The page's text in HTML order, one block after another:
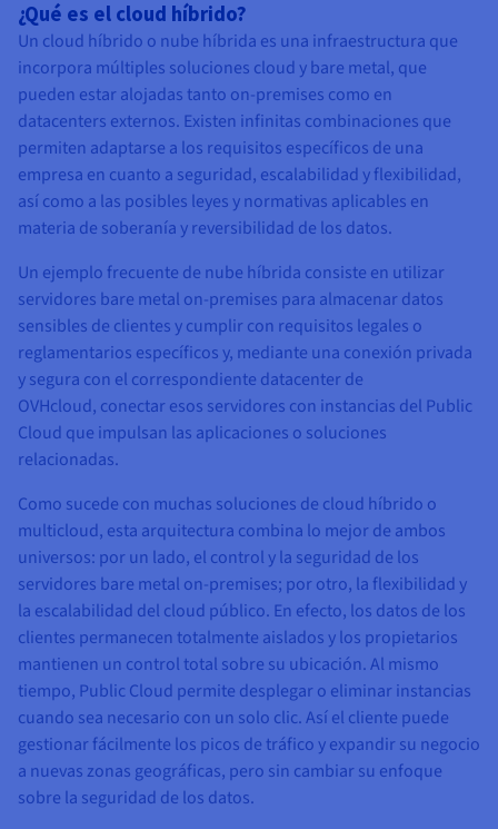
¿Qué es el cloud híbrido?
Un cloud híbrido o nube híbrida es una infraestructura que
incorpora múltiples soluciones cloud y bare metal, que
pueden estar alojadas tanto on-premises como en
datacenters externos. Existen infinitas combinaciones que
permiten adaptarse a los requisitos específicos de una
empresa en cuanto a seguridad, escalabilidad y flexibilidad,
así como a las posibles leyes y normativas aplicables en
materia de soberanía y reversibilidad de los datos.
Un ejemplo frecuente de nube híbrida consiste en utilizar
servidores bare metal on-premises para almacenar datos
sensibles de clientes y cumplir con requisitos legales o
reglamentarios específicos y, mediante una conexión privada
y segura con el correspondiente datacenter de
OVHcloud, conectar esos servidores con instancias del Public
Cloud que impulsan las aplicaciones o soluciones
relacionadas.
Como sucede con muchas soluciones de cloud híbrido o
multicloud, esta arquitectura combina lo mejor de ambos
universos: por un lado, el control y la seguridad de los
servidores bare metal on-premises; por otro, la flexibilidad y
la escalabilidad del cloud público. En efecto, los datos de los
clientes permanecen totalmente aislados y los propietarios
mantienen un control total sobre su ubicación. Al mismo
tiempo, Public Cloud permite desplegar o eliminar instancias
cuando sea necesario con un solo clic. Así el cliente puede
gestionar fácilmente los picos de tráfico y expandir su negocio
a nuevas zonas geográficas, pero sin cambiar su enfoque
sobre la seguridad de los datos.